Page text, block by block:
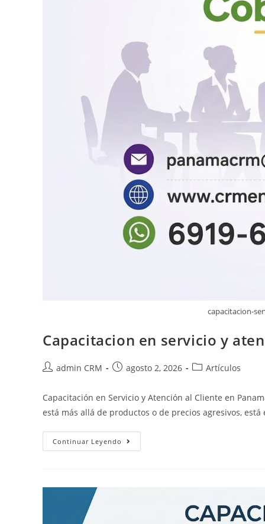
capacitacion-
Capacitacion en servicio y
admin CRM agosto 2, 2026 Artículos
Capacitación en Servicio y Atención al Cliente en
está más allá de productos o de precios agresivos,
Continuar Leyendo